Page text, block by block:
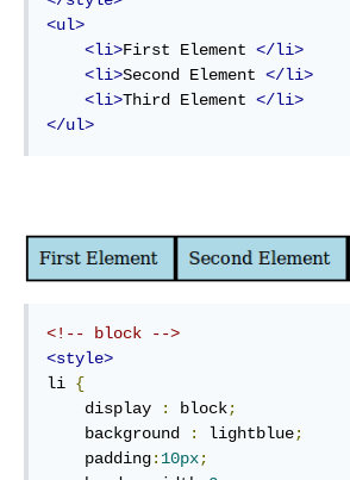
<ul>
<li>First Element </li>
<li>Second Element </li>
<li>Third Element </li>
</ul>
<!-- block -->
<style>
li {
    display
: block;
    background
: lightblue;
    padding
: 10px;